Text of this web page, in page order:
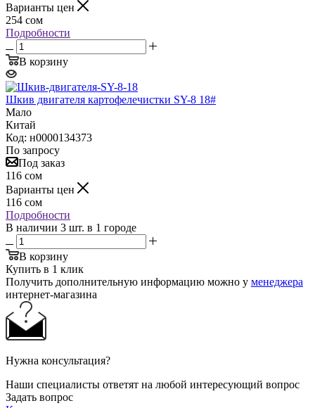
Варианты цен
254 сом
Подробности
В корзину
Шкив двигателя картофелечистки SY-8 18#
Мало
Китай
Код: н0000134373
По запросу
Под заказ
116 сом
Варианты цен
116 сом
Подробности
В наличии 3 шт. в 1 городе
В корзину
Купить в 1 клик
Получить дополнительную информацию можно у менеджера
интернет-магазина
Нужна консультация?
Наши специалисты ответят на любой интересующий вопрос
Задать вопрос